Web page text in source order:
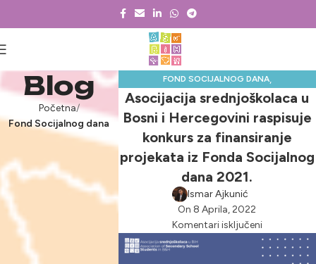
Blog
Početna
Fond Socijalnog dana
FOND SOCIJALNOG DANA,
NOVOSTI & PROJEKTI
Asocijacija srednjoškolaca u
Bosni i Hercegovini raspisuje
konkurs za finansiranje
projekata iz Fonda Socijalnog
dana 2021.
Ismar Ajkunić
On 8 Aprila, 2022
Komentari isključeni